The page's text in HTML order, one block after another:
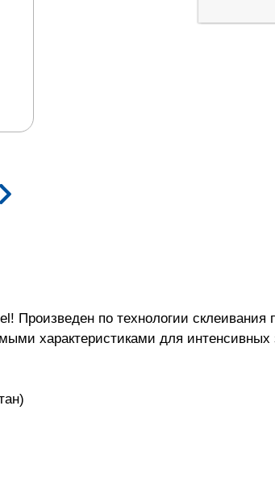
по технологии склеивания
характеристиками для интенсивных